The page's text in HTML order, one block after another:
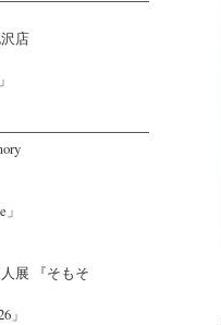
店
展 『そもそ
」